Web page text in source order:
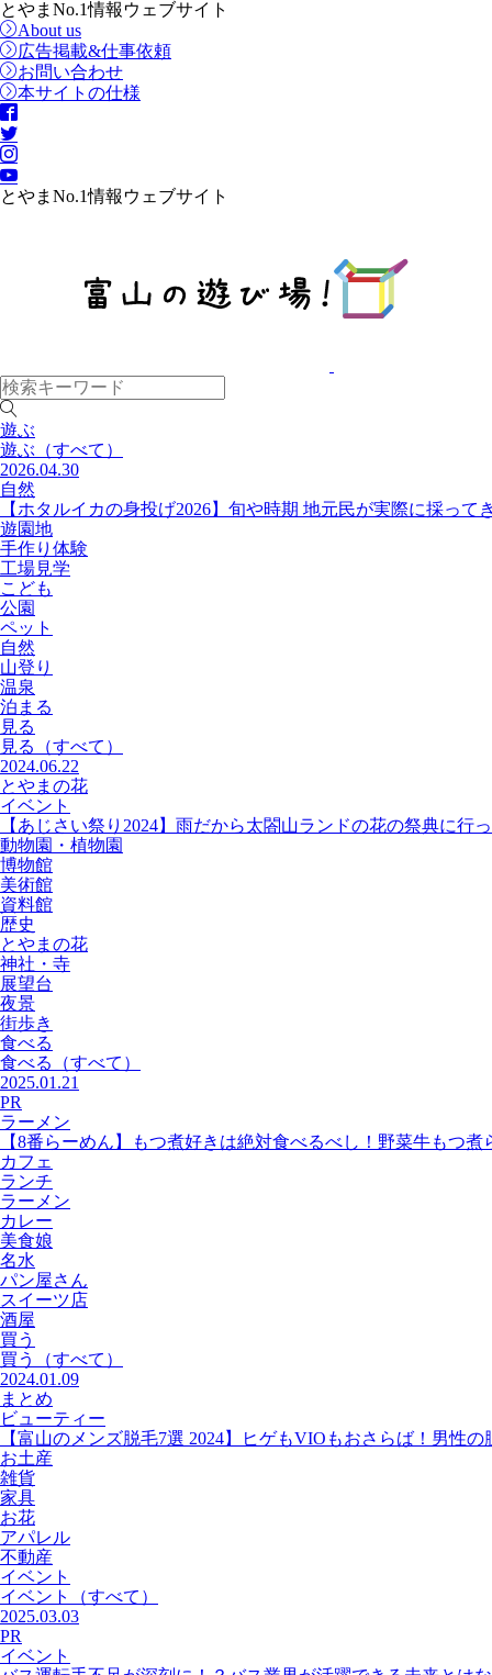
とやまNo.1情報ウェブサイト
About us
広告掲載&仕事依頼
お問い合わせ
本サイトの仕様
とやまNo.1情報ウェブサイト
遊ぶ
遊ぶ （すべて）
2026.04.30
自然
【ホタルイカの身投げ2026】旬や時期 地元民が実際に採って
遊園地
手作り体験
工場見学
こども
公園
ペット
自然
山登り
温泉
泊まる
見る
見る
（すべて）
2024.06.22
とやまの花
イベント
【あじさい祭り2024】雨だから太閤山ランドの花の祭典に行
動物園・植物園
博物館
美術館
資料館
歴史
とやまの花
神社・寺
展望台
夜景
街歩き
食べる
食べる
（すべて）
2025.01.21
PR
ラーメン
【8番らーめん】もつ煮好きは絶対食べるべし！野菜牛もつ
カフェ
ランチ
ラーメン
カレー
美食娘
名水
パン屋さん
スイーツ店
酒屋
買う
買う
（すべて）
2024.01.09
まとめ
ビューティー
【富山のメンズ脱毛7選 2024】ヒゲもVIOもおさらば！男性
お土産
雑貨
家具
お花
アパレル
不動産
イベント
イベント
（すべて）
2025.03.03
PR
イベント